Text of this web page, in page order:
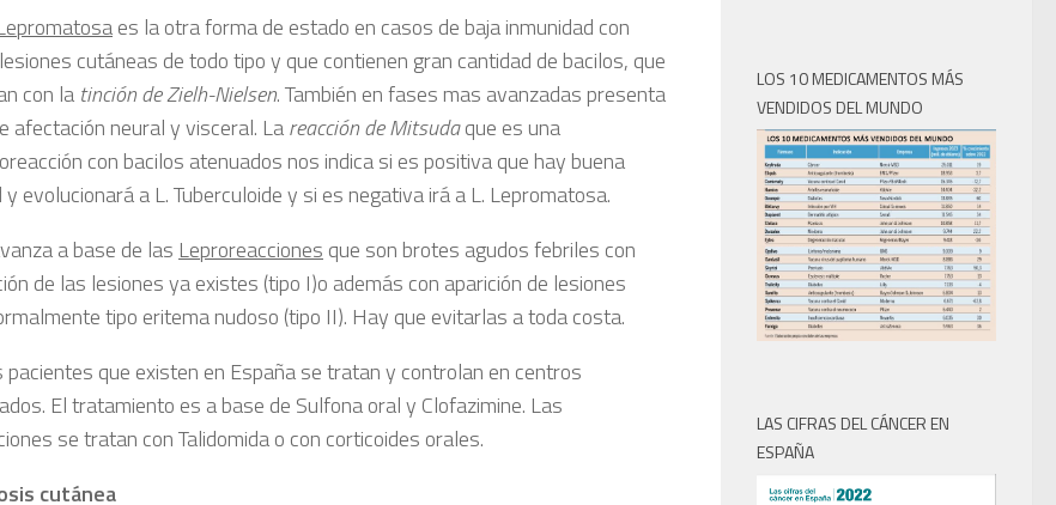
es la otra forma de estado en casos de baja inmunidad con
cutáneas de todo tipo y que contienen gran cantidad de bacilos, que
con la tinción de Zielh-Nielsen. También en fases mas avanzadas presenta
afectación neural y visceral. Lareacción de Mitsudaque es una
con bacilos atenuados nos indica si es positiva que hay buena
y evolucionará a L. Tuberculoide y si es negativa irá a L. Lepromatosa.
a base de las Leproreacciones que son brotes agudos febriles con
de las lesiones ya existes (tipo I)o además con aparición de lesiones
tipo eritema nudoso (tipo II). Hay que evitarlas a toda costa.
pacientes que existen en España se tratan y controlan en centros
El tratamiento es a base de Sulfona oral y Clofazimine. Las
se tratan con Talidomida o con corticoides orales.
cutánea
LOS 10 MEDICAMENTOS MÁS
VENDIDOS DEL MUNDO
LAS CIFRAS DEL CÁNCER EN
ESPAÑA